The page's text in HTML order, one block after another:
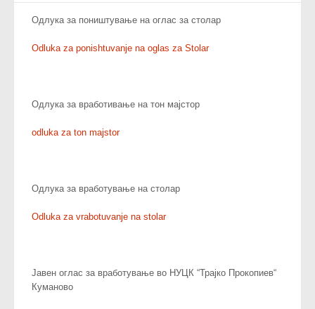
Одлука за поништување на оглас за столар
Odluka za ponishtuvanje na oglas za Stolar
Одлука за вработивање на тон мајстор
odluka za ton majstor
Одлука за вработување на столар
Odluka za vrabotuvanje na stolar
Јавен оглас за вработување во НУЦК “Трајко Прокопиев“
Куманово